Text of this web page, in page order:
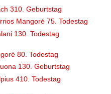
310. Geburtstag
Mangoré 75. Todestag
130. Todestag
80. Todestag
130. Geburtstag
410. Todestag